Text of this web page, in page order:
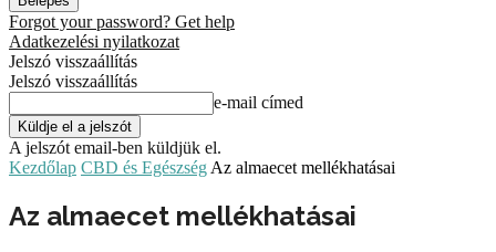
Forgot your password? Get help
Adatkezelési nyilatkozat
Jelszó visszaállítás
Jelszó visszaállítás
e-mail címed
A jelszót email-ben küldjük el.
Kezdőlap CBD és Egészség Az almaecet mellékhatásai
Az almaecet mellékhatásai